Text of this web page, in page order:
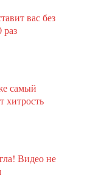
вас без
раз
самый
хитрость
Видео не